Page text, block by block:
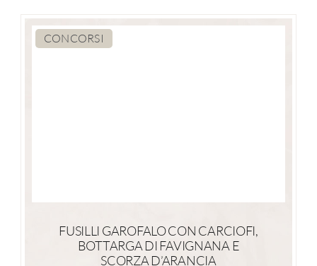
CONCORSI
FUSILLI GAROFALO CON CARCIOFI,
BOTTARGA DI FAVIGNANA E
SCORZA D’ARANCIA